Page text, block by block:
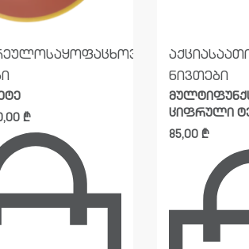
საყოფაცხოვრებო
₾
აქცია
ნივთები
ციფრული
85,00₾